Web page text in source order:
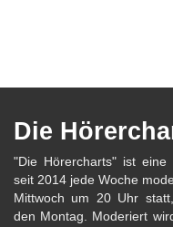
Die
"Die Hörercharts" ist eine
seit 2014 jede Woche
Mittwoch um 20 Uhr
den Montag. Moderiert